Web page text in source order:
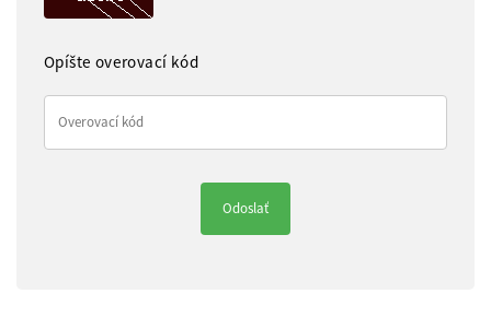
Opíšte overovací kód